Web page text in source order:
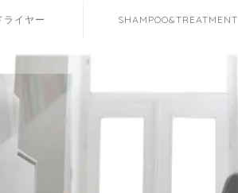
ライヤー SHAMPOO&TREATMENT